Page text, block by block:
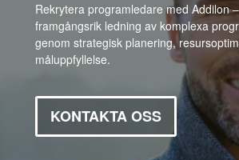
Rekrytera programledare med Addilon
framgångsrik ledning av komplexa
genom strategisk planering,
måluppfyllelse.
KONTAKTA OSS